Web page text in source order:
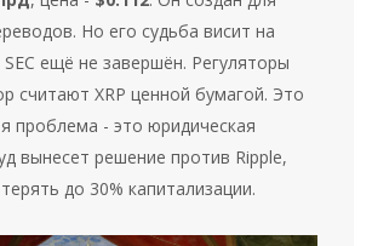
Но его судьба висит на
SEC ещё не завершён. Регуляторы
считают XRP ценной бумагой. Это
проблема - это юридическая
вынесет решение против Ripple,
до 30% капитализации.